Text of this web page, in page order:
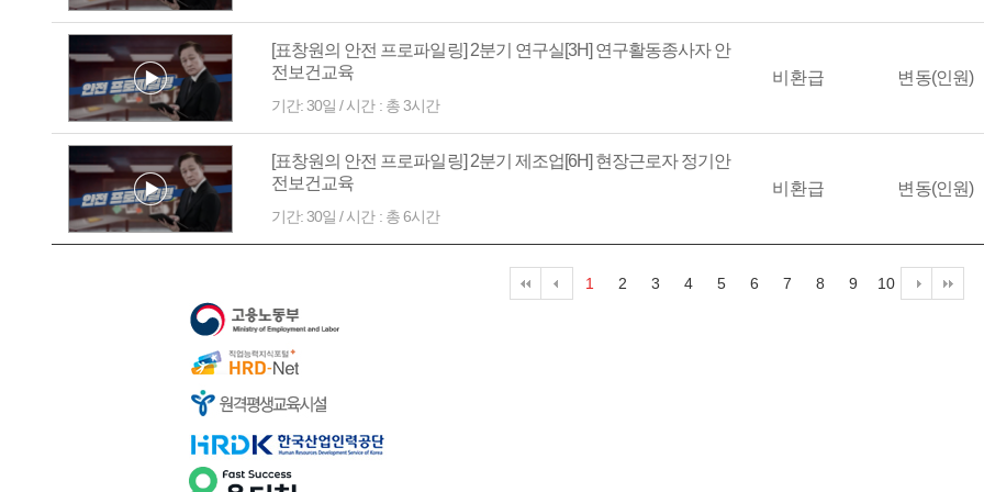
[표창원의 안전 프로파일링] 2분기 연구실[3H] 연구활동종사자 안
전보건교육
기간: 30일 / 시간 : 총 3시간
비환급 변동(인원)
[표창원의 안전 프로파일링] 2분기 제조업[6H] 현장근로자 정기안
전보건교육
기간: 30일 / 시간 : 총 6시간
비환급 변동(인원)
1 2 3 4 5 6 7 8 9 10